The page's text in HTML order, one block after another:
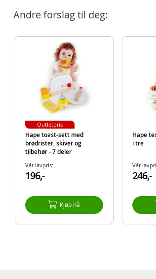
Andre forslag til deg:
Hape toast-sett med
brødrister, skiver og
tilbehør - 7 deler
Vår lavpris:
196,-
Kjøp nå
Outletpris
Hape
i tre
Vår
246,-